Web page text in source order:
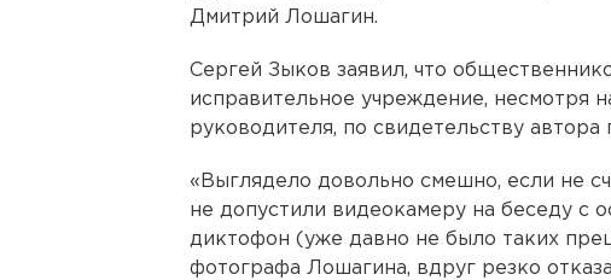
Дмитрий Лошагин.
Сергей Зыков заявил, что
исправительное учреждение, несмотря
руководителя, по свидетельству автора
«Выглядело довольно смешно, если не
не допустили видеокамеру на беседу с
диктофон (уже давно не было таких
фотографа Лошагина, вдруг резко